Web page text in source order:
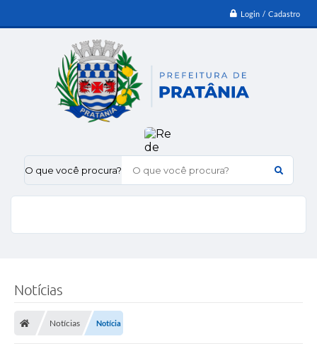
Login / Cadastro
O que você procura?
Notícias
Notícias Notícia